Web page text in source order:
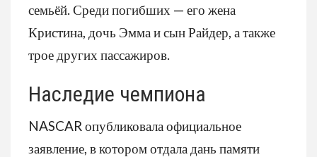
семьёй. Среди погибших — его жена
Кристина, дочь Эмма и сын Райдер, а также
трое других пассажиров.
Наследие чемпиона
NASCAR опубликовала официальное
заявление, в котором отдала дань памяти